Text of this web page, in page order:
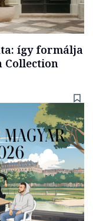
így formálja
Collection